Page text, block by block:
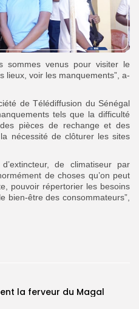
sommes venus pour visiter le
lieux, voir les manquements”, a-
de Télédiffusion du Sénégal
tels que la difficulté
pièces de rechange et des
nécessité de clôturer les sites
de climatiseur par
de choses qu’on peut
pouvoir répertorier les besoins
bien-être des consommateurs”,
la ferveur du Magal